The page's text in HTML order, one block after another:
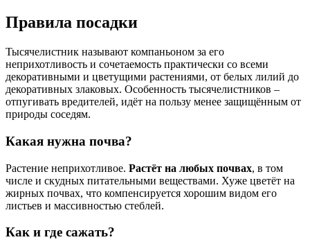
Правила посадки
Тысячелистник называют компаньоном за его
неприхотливость и сочетаемость практически со всеми
декоративными и цветущими растениями, от белых лилий до
декоративных злаковых. Особенность тысячелистников –
отпугивать вредителей, идёт на пользу менее защищённым от
природы соседям.
Какая нужна почва?
Растение неприхотливое. Растёт на любых почвах, в том
числе и скудных питательными веществами. Хуже цветёт на
жирных почвах, что компенсируется хорошим видом его
листьев и массивностью стеблей.
Как и где сажать?